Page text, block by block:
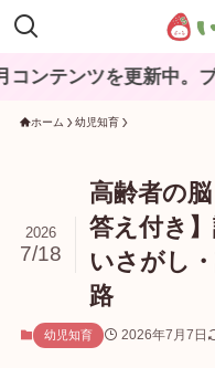
ンツを更新中。ブック
ホーム 幼児知育
高齢者の
答え付き
いさがし
路
2026
7/18
幼児知育 2026年7月7日